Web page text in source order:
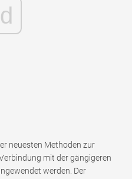
neuesten Methoden zur
mit der gängigeren
werden. Der